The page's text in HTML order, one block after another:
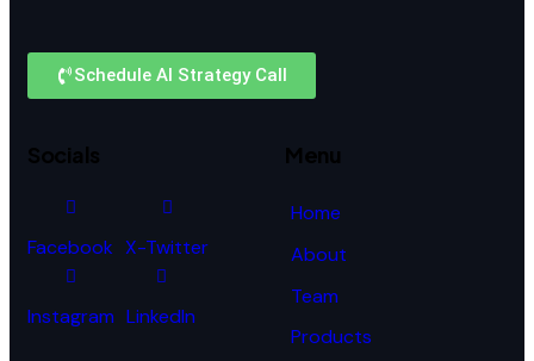
Schedule AI Strategy Call
Socials
Facebook X-Twitter
Instagram LinkedIn
Menu
Home
About
Team
Products